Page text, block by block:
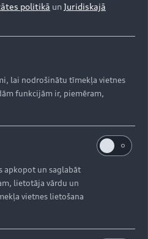
politikā unJuridiskajā
lai nodrošinātu tīmekļa vietnes
funkcijām ir, piemēram,
apkopot un saglabāt
lietotāja vārdu un
vietnes lietošana